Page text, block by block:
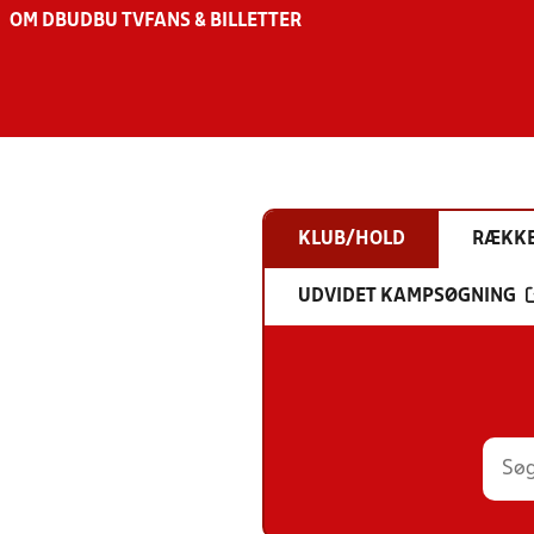
OM DBU DBU TV FANS & BILLETTER
KLUB/HOLD
UDVIDET KAMPSØGNING